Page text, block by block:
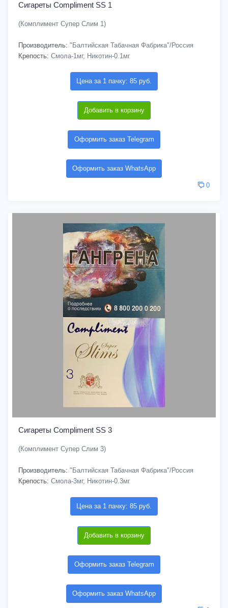
Сигареты Compliment SS 1
(Комплимент Супер Слим 1)
Производитель: "Балтийская Табачная Фабрика"/Россия
Крепость: Смола-1мг, Никотин-0.1мг
Цена за 1 пачку: 85 руб.
Добавить в корзину
Оформить заказ Telegram
Оформить заказ WhatsApp
0
Сигареты Compliment SS 3
(Комплимент Супер Слим 3)
Производитель: "Балтийская Табачная Фабрика"/Россия
Крепость: Смола-3мг, Никотин-0.3мг
Цена за 1 пачку: 85 руб.
Добавить в корзину
Оформить заказ Telegram
Оформить заказ WhatsApp